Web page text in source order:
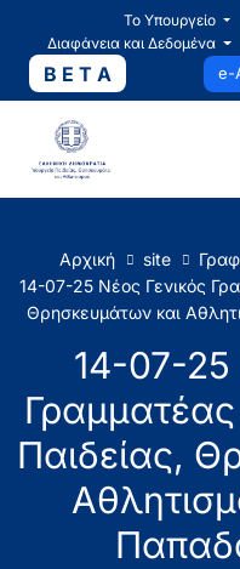
Το Υπουργείο
Διαφάνεια και Δεδομένα
B E T A e-
Αρχική site
14-07-25 Νέος Γενικός
Θρησκευμάτων και
14-07-25
Παιδείας,